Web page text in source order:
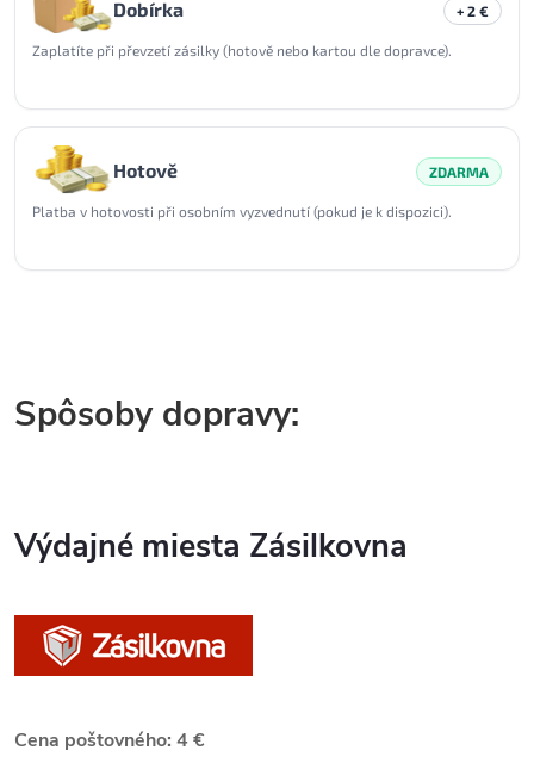
Dobírka + 2 €
Zaplatíte při převzetí zásilky (hotově nebo kartou dle dopravce).
Hotově ZDARMA
Platba v hotovosti při osobním vyzvednutí (pokud je k dispozici).
Spôsoby dopravy:
Výdajné miesta Zásilkovna
Cena poštovného: 4 €